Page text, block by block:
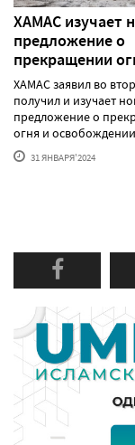
ХАМАС изучает
предложение о
прекращении
ХАМАС заявил во
получил и изучает
предложение о
огня и освобождении
31 ЯНВАРЯ'2024